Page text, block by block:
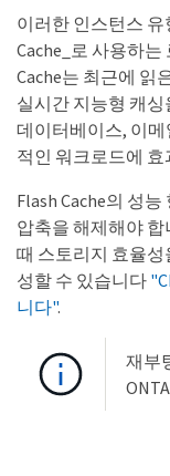
이러한 인스턴스 유
Cache_로 사용하는
Cache는 최근에 읽
실시간 지능형 캐
데이터베이스, 이
적인 워크로드에
Flash Cache의 성
압축을 해제해야 합
때 스토리지 효율성
성할 수 있습니다
니다".
재부